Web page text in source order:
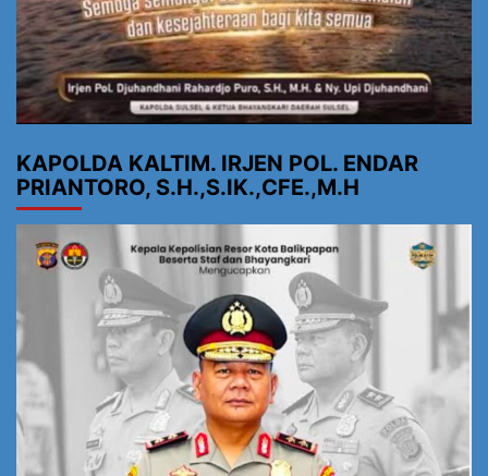
KAPOLDA KALTIM. IRJEN POL. ENDAR
PRIANTORO, S.H.,S.IK.,CFE.,M.H